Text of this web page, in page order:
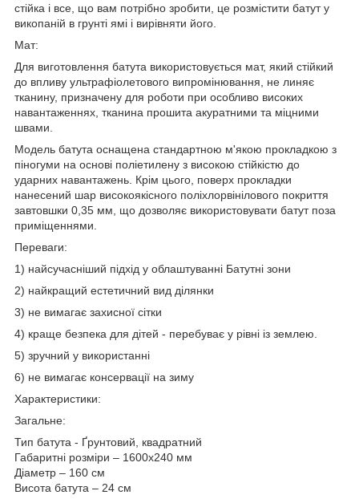
стійка і все, що вам потрібно зробити, це розмістити батут у
викопаній в грунті ямі і вирівняти його.
Мат:
Для виготовлення батута використовується мат, який стійкий
до впливу ультрафіолетового випромінювання, не линяє
тканину, призначену для роботи при особливо високих
навантаженнях, тканина прошита акуратними та міцними
швами.
Модель батута оснащена стандартною м'якою прокладкою з
піногуми на основі поліетилену з високою стійкістю до
ударних навантажень. Крім цього, поверх прокладки
нанесений шар високоякісного поліхлорвінілового покриття
завтовшки 0,35 мм, що дозволяє використовувати батут поза
приміщеннями.
Переваги:
1) найсучасніший підхід у облаштуванні Батутні зони
2) найкращий естетичний вид ділянки
3) не вимагає захисної сітки
4) краще безпека для дітей - перебуває у рівні із землею.
5) зручний у використанні
6) не вимагає консервації на зиму
Характеристики:
Загальне:
Тип батута - Ґрунтовий, квадратний
Габаритні розміри – 1600х240 мм
Діаметр – 160 см
Висота батута – 24 см